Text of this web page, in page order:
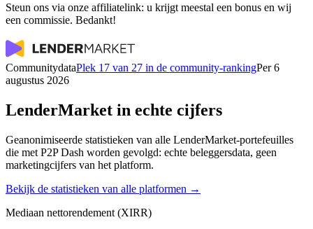
Steun ons via onze affiliatelink: u krijgt meestal een bonus en wij
een commissie. Bedankt!
CommunitydataPlek 17 van 27 in de community-rankingPer 6
augustus 2026
LenderMarket in echte cijfers
Geanonimiseerde statistieken van alle LenderMarket-portefeuilles
die met P2P Dash worden gevolgd: echte beleggersdata, geen
marketingcijfers van het platform.
Bekijk de statistieken van alle platformen →
Mediaan nettorendement (XIRR)